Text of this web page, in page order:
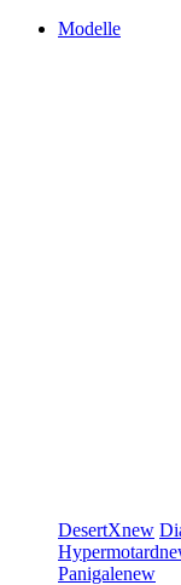
Modelle
DesertXnew
Hypermotard
Panigalenew